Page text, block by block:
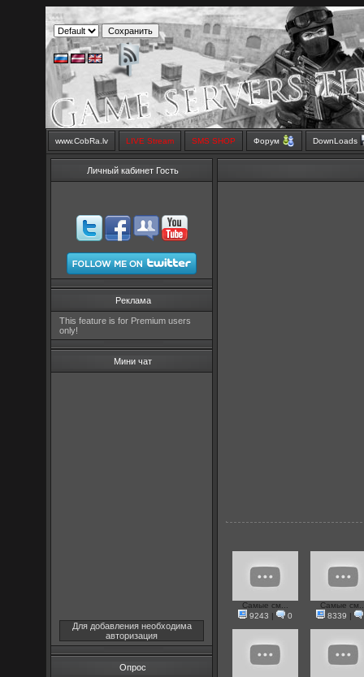
www.CobRa.lv LIVE Stream SMS SHOP Форум DownLoads
Личный кабинет Гость
Реклама
This feature is for Premium users
only!
Мини чат
Для добавления необходима
авторизация
Опрос
Самые см...
9243 | 0
Самые
8339 |